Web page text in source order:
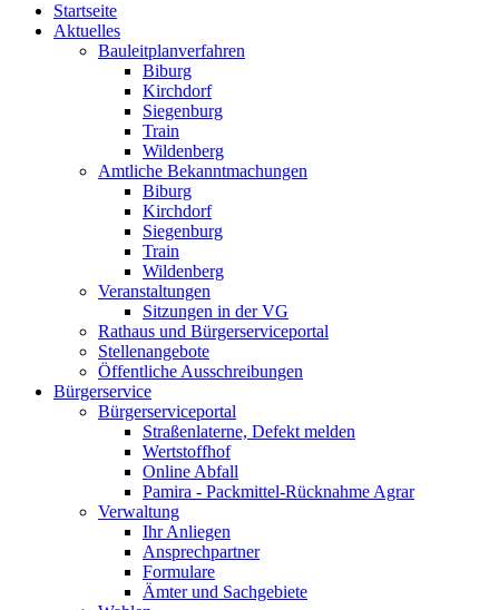
Startseite
Aktuelles
Bauleitplanverfahren
Biburg
Kirchdorf
Siegenburg
Train
Wildenberg
Amtliche Bekanntmachungen
Biburg
Kirchdorf
Siegenburg
Train
Wildenberg
Veranstaltungen
Sitzungen in der VG
Rathaus und Bürgerserviceportal
Stellenangebote
Öffentliche Ausschreibungen
Bürgerservice
Bürgerserviceportal
Straßenlaterne, Defekt melden
Wertstoffhof
Online Abfall
Pamira - Packmittel-Rücknahme Agrar
Verwaltung
Ihr Anliegen
Ansprechpartner
Formulare
Ämter und Sachgebiete